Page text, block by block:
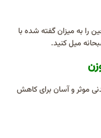
را به میزان گفته شده با
میل کنید.
موثر و آسان برای کاهش